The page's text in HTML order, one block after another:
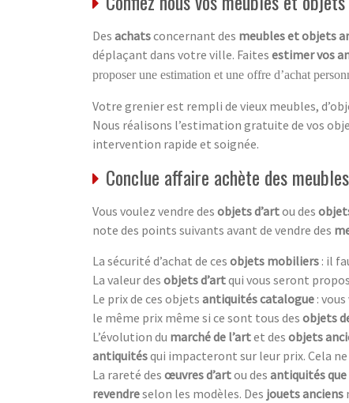
Des achatsconcernant des meubles et objets
déplaçant dans votre ville. Faites estimer vos
proposer une estimation et une offre d’achat
Votre grenier est rempli de vieux meubles,
Nous réalisons l’estimation gratuite de vos
intervention rapide et soignée.
Conclue affaire achète des
Vous voulez vendre des objets d’artou des
note des points suivants avant de vendre des
La sécurité d’achat de ces objets mobiliers : il
La valeur des objets d’artqui vous seront
Le prix de ces objets antiquités catalogue :
le même prix même si ce sont tous des objets
L’évolution du marché de l’artet des objets
antiquitésqui impacteront sur leur prix. Cela ne
La rareté des œuvres d’artou des antiquités que
revendreselon les modèles. Des jouets anciens